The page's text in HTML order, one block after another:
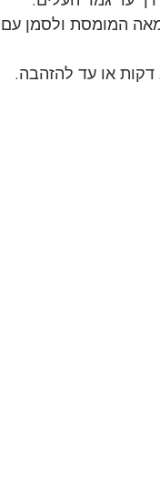
המומסת ולסמן עם